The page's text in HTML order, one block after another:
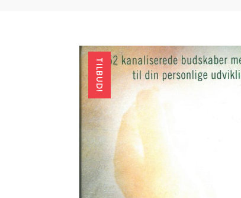
TILBUD!